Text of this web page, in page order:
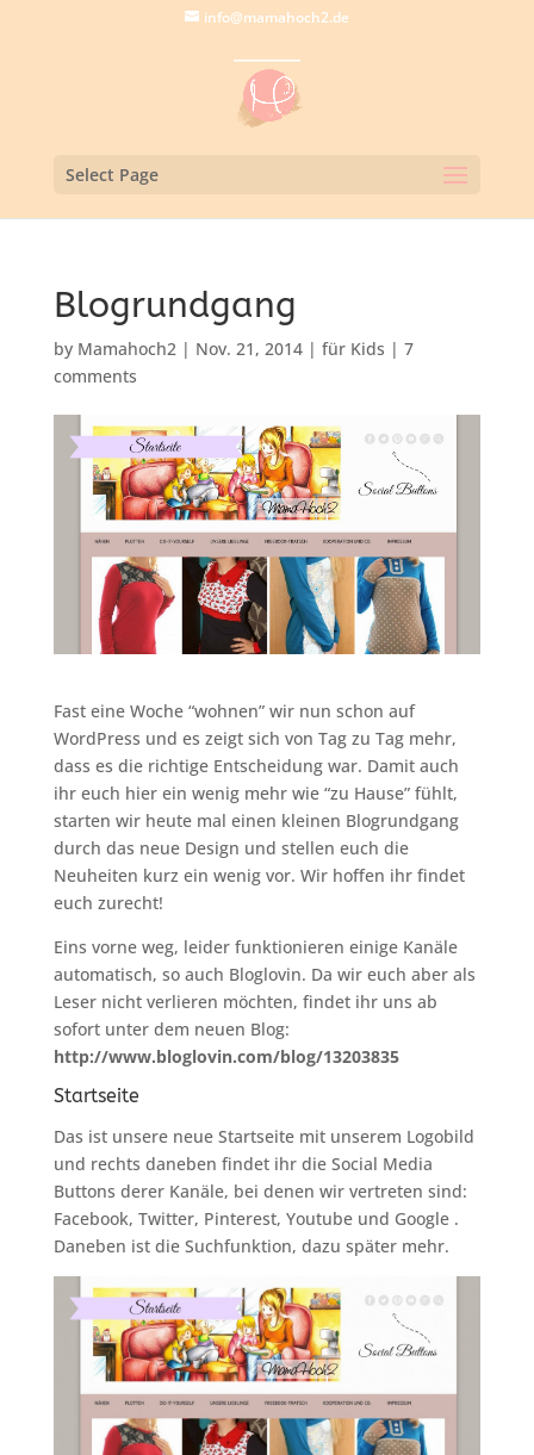
info@mamahoch2.de
Select Page
Blogrundgang
by Mamahoch2| Nov. 21, 2014| für Kids | 7
comments
Fast eine Woche “wohnen” wir nun schon auf
WordPress und es zeigt sich von Tag zu Tag mehr,
dass es die richtige Entscheidung war. Damit auch
ihr euch hier ein wenig mehr wie “zu Hause” fühlt,
starten wir heute mal einen kleinen Blogrundgang
durch das neue Design und stellen euch die
Neuheiten kurz ein wenig vor. Wir hoffen ihr findet
euch zurecht!
Eins vorne weg, leider funktionieren einige Kanäle
automatisch, so auch Bloglovin. Da wir euch aber als
Leser nicht verlieren möchten, findet ihr uns ab
sofort unter dem neuen Blog:
http://www.bloglovin.com/blog/13203835
Startseite
Das ist unsere neue Startseite mit unserem Logobild
und rechts daneben findet ihr die Social Media
Buttons derer Kanäle, bei denen wir vertreten sind:
Facebook, Twitter, Pinterest, Youtube und Google .
Daneben ist die Suchfunktion, dazu später mehr.